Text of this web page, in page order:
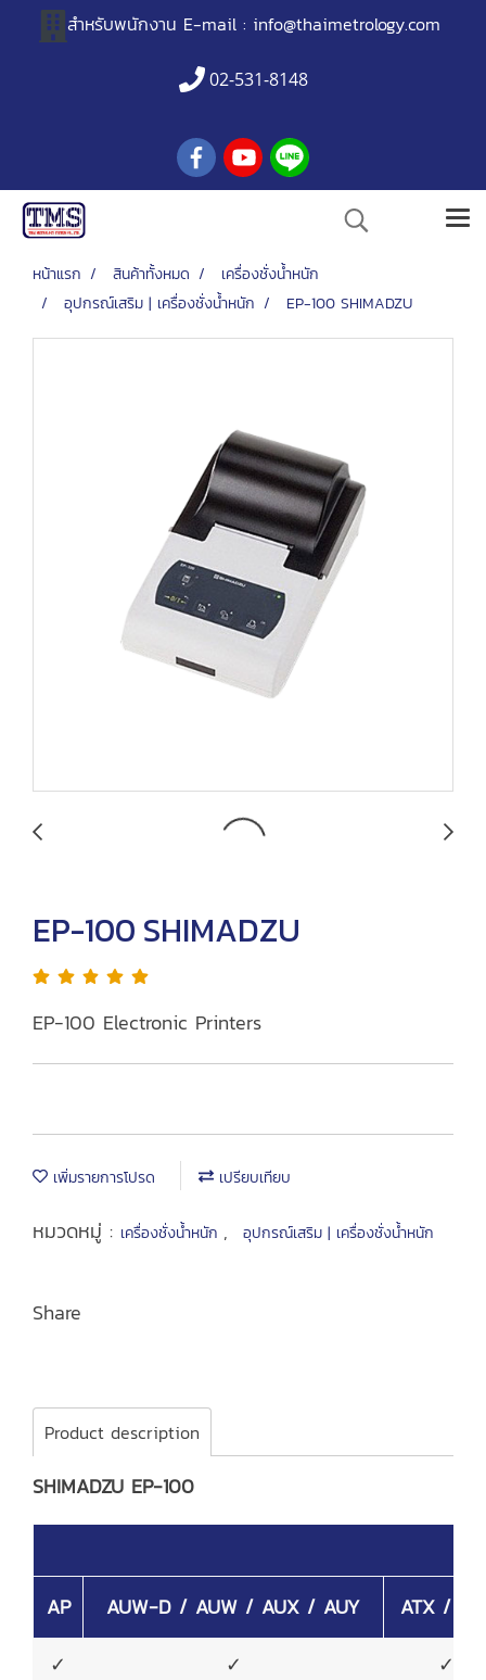
สำหรับพนักงาน E-mail : info@thaimetrology.com
02-531-8148
หน้าแรก สินค้าทั้งหมด
เครื่องชั่งน้ำหนัก
อุปกรณ์เสริม | เครื่องชั่งน้ำหนัก
EP-100 SHIMADZU
EP-100 SHIMADZU
EP-100 Electronic Printers
เพิ่มรายการโปรด เปรียบเทียบ
หมวดหมู่ : เครื่องชั่งน้ำหนัก , อุปกรณ์เสริม | เครื่องชั่งน้ำหนัก
Share
Product description
SHIMADZU EP-100
AP AUW-D / AUW / AUX / AUY
ATX /
✓
✓ ✓